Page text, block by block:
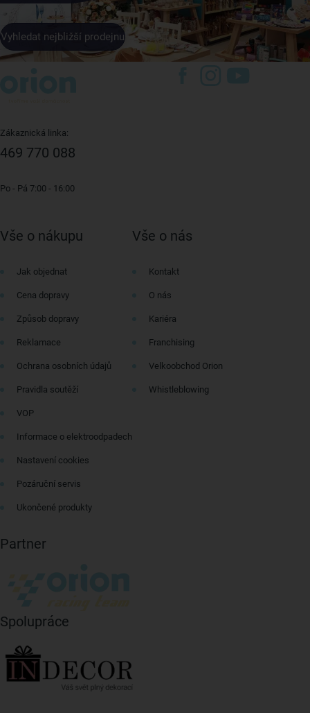
Vyhledat nejbližší prodejnu
Zákaznická linka:
469 770 088
Po - Pá 7:00 - 16:00
Vše o nákupu
Jak objednat
Cena dopravy
Způsob dopravy
Reklamace
Ochrana osobních údajů
Pravidla soutěží
VOP
Informace o elektroodpadech
Nastavení cookies
Pozáruční servis
Ukončené produkty
Vše o nás
Kontakt
O nás
Kariéra
Franchising
Velkoobchod Orion
Whistleblowing
Partner
Spolupráce